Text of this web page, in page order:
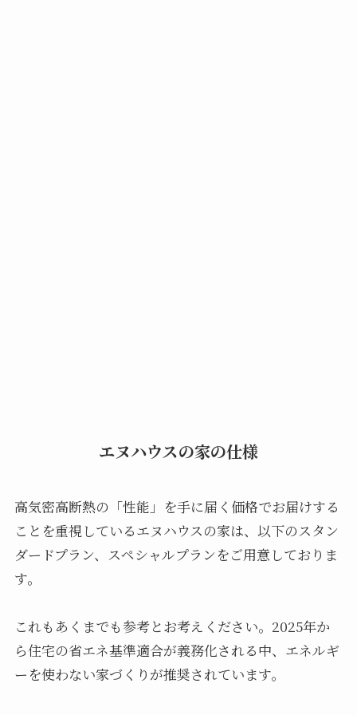
エヌハウスの家の仕様
高気密高断熱の「性能」を手に届く価格でお届けする
ことを重視しているエヌハウスの家は、以下のスタン
ダードプラン、スペシャルプランをご用意しておりま
す。
これもあくまでも参考とお考えください。2025年か
ら住宅の省エネ基準適合が義務化される中、エネルギ
ーを使わない家づくりが推奨されています。